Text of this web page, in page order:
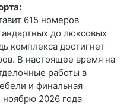
615 номеров
до люксовых
комплекса достигнет
В настоящее время на
работы в
и финальная
2026 года